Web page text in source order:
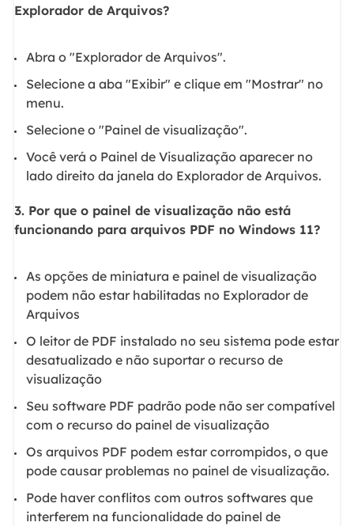
Explorador de Arquivos?
Abra o "Explorador de Arquivos".
Selecione a aba "Exibir" e clique em "Mostrar" no
menu.
Selecione o "Painel de visualização".
Você verá o Painel de Visualização aparecer no
lado direito da janela do Explorador de Arquivos.
3. Por que o painel de visualização não está
funcionando para arquivos PDF no Windows 11?
As opções de miniatura e painel de visualização
podem não estar habilitadas no Explorador de
Arquivos
O leitor de PDF instalado no seu sistema pode estar
desatualizado e não suportar o recurso de
visualização
Seu software PDF padrão pode não ser compatível
com o recurso do painel de visualização
Os arquivos PDF podem estar corrompidos, o que
pode causar problemas no painel de visualização.
Pode haver conflitos com outros softwares que
interferem na funcionalidade do painel de